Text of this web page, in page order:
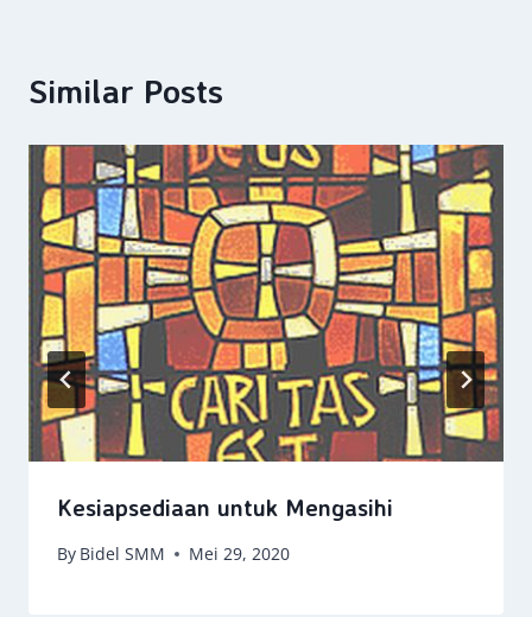
Similar Posts
Kesiapsediaan untuk Mengasihi
By Bidel SMM Mei 29, 2020